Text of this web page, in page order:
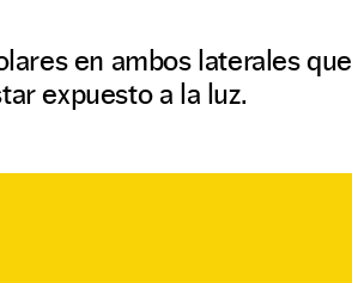
en ambos laterales
expuesto a la luz.